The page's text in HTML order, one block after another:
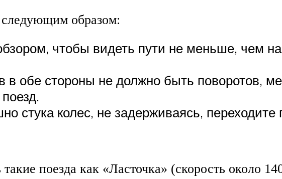
следующим образом:
чтобы видеть пути не меньше, чем на
в обе стороны не должно быть поворотов,
стука колес, не задерживаясь, переходите
поезда как «Ласточка» (скорость около